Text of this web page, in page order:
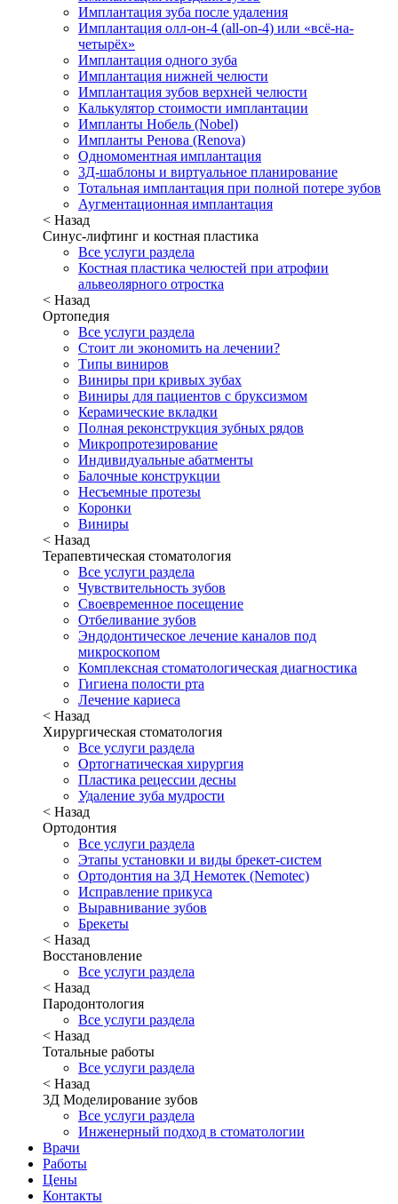
Имплантация зуба после удаления
Имплантация олл-он-4 (all-on-4) или «всё-на-
четырёх»
Имплантация одного зуба
Имплантация нижней челюсти
Имплантация зубов верхней челюсти
Калькулятор стоимости имплантации
Импланты Нобель (Nobel)
Импланты Ренова (Renova)
Одномоментная имплантация
3Д-шаблоны и виртуальное планирование
Тотальная имплантация при полной потере зубов
Аугментационная имплантация
< Назад
Синус-лифтинг и костная пластика
Все услуги раздела
Костная пластика челюстей при атрофии
альвеолярного отростка
< Назад
Ортопедия
Все услуги раздела
Стоит ли экономить на лечении?
Типы виниров
Виниры при кривых зубах
Виниры для пациентов с бруксизмом
Керамические вкладки
Полная реконструкция зубных рядов
Микропротезирование
Индивидуальные абатменты
Балочные конструкции
Несъемные протезы
Коронки
Виниры
< Назад
Терапевтическая стоматология
Все услуги раздела
Чувствительность зубов
Своевременное посещение
Отбеливание зубов
Эндодонтическое лечение каналов под
микроскопом
Комплексная стоматологическая диагностика
Гигиена полости рта
Лечение кариеса
< Назад
Хирургическая стоматология
Все услуги раздела
Ортогнатическая хирургия
Пластика рецессии десны
Удаление зуба мудрости
< Назад
Ортодонтия
Все услуги раздела
Этапы установки и виды брекет-систем
Ортодонтия на 3Д Немотек (Nemotec)
Исправление прикуса
Выравнивание зубов
Брекеты
< Назад
Восстановление
Все услуги раздела
< Назад
Пародонтология
Все услуги раздела
< Назад
Тотальные работы
Все услуги раздела
< Назад
3Д Моделирование зубов
Все услуги раздела
Инженерный подход в стоматологии
Врачи
Работы
Цены
Контакты